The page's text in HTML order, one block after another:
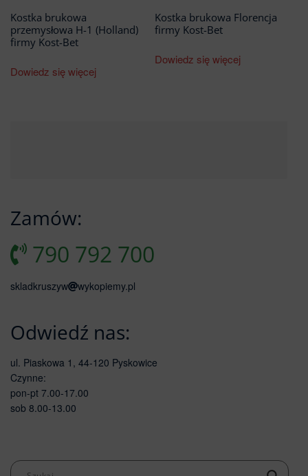
Kostka brukowa
przemysłowa H-1 (Holland)
firmy Kost-Bet
Dowiedz się więcej
Kostka brukowa Florencja
firmy Kost-Bet
Dowiedz się więcej
Zamów:
790 792 700
skladkruszyw wykopiemy.pl
Odwiedź nas:
ul. Piaskowa 1, 44-120 Pyskowice
Czynne:
pon-pt 7.00-17.00
sob 8.00-13.00